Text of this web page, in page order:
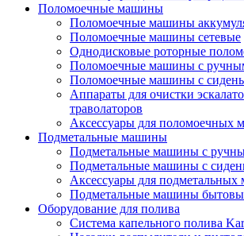
Поломоечные машины
Поломоечные машины
Поломоечные машины сетевые
Однодисковые роторные
Поломоечные машины с
Поломоечные машины с
Аппараты для очистки
траволаторов
Аксессуары для поломоечных
Подметальные машины
Подметальные машины с
Подметальные машины с
Аксессуары для подметальных
Подметальные машины
Оборудование для полива
Система капельного полива